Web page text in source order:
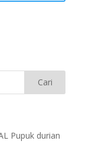
Pupuk durian